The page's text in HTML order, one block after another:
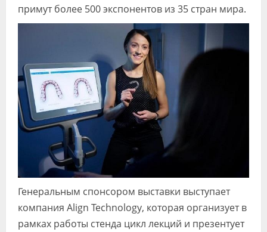
Специалисты
Лаборатории
примут более 500 экспонентов из 35 стран мира.
Генеральным спонсором выставки выступает
компания Align Technology, которая организует в
рамках работы стенда цикл лекций и презентует